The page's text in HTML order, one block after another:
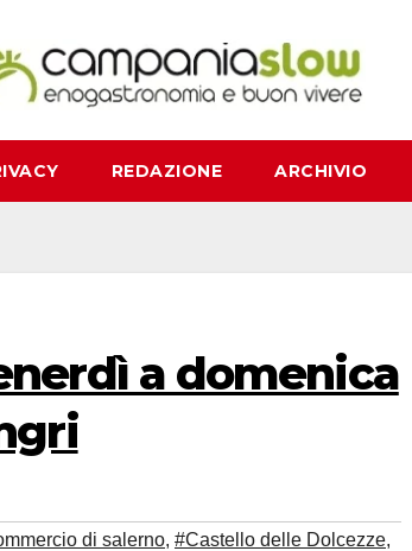
REDAZIONE ARCHIVIO
a domenica
di salerno, #Castello delle Dolcezze,